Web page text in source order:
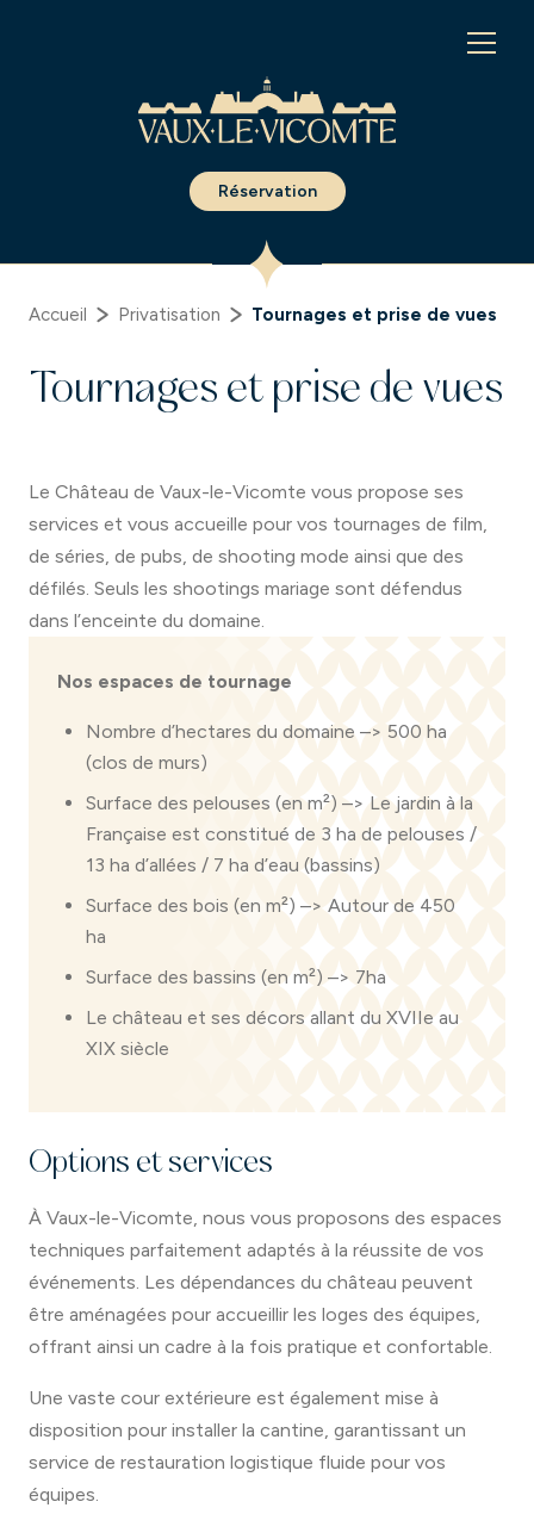
Réservation
Accueil Privatisation Tournages et prise de vues
Tournages et prise de vues
Le Château de Vaux-le-Vicomte vous propose ses
services et vous accueille pour vos tournages de film,
de séries, de pubs, de shooting mode ainsi que des
défilés. Seuls les shootings mariage sont défendus
dans l’enceinte du domaine.
Nos espaces de tournage
Nombre d’hectares du domaine –> 500 ha
(clos de murs)
Surface des pelouses (en m²) –> Le jardin à la
Française est constitué de 3 ha de pelouses /
13 ha d’allées / 7 ha d’eau (bassins)
Surface des bois (en m²) –> Autour de 450
ha
Surface des bassins (en m²) –> 7ha
Le château et ses décors allant du XVIIe au
XIX siècle
Options et services
À Vaux-le-Vicomte, nous vous proposons des espaces
techniques parfaitement adaptés à la réussite de vos
événements. Les dépendances du château peuvent
être aménagées pour accueillir les loges des équipes,
offrant ainsi un cadre à la fois pratique et confortable.
Une vaste cour extérieure est également mise à
disposition pour installer la cantine, garantissant un
service de restauration logistique fluide pour vos
équipes.